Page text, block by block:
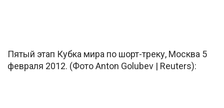
Пятый этап Кубка мира по шорт-треку, Москва 5
февраля 2012. (Фото Anton Golubev | Reuters):